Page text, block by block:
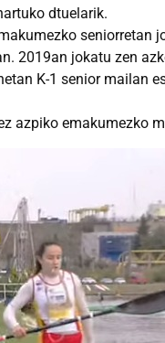
dtuelarik.
seniorretan
2019an jokatu zen
K-1 senior mailan
azpiko emakumezko